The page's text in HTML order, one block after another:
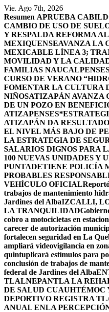
Saltar
al
contenido
Vie. Ago 7th, 2026
Resumen APRUEBA
CAMBIO DE USO DE
Y RESPALDA REFORMA
MEXIQUENSEAVANZA LA
MEXICABLE LÍNEA 3;
MOVILIDAD Y LA
FAMILIAS
CURSO DE VERANO
FOMENTAR LA CULTURA
NIÑOSATIZAPÁN AVANZA
DE UN POZO EN
ATIZAPENSES
ATIZAPÁN DA
EL NIVEL MÁS BAJO DE
LA ESTRATEGIA DE
SALARIOS DIGNOS PARA
100 NUEVAS UNIDADES Y
PUNTADETIENE POLICÍA
PROBABLES
VEHÍCULO OFICIAL
trabajos de mantenimiento
Jardines del AlbaIZCALLI,
LA TRANQUILIDAD
cobro a motocicletas en
carecer de autorización
fortalecen seguridad en La
ampliará videovigilancia en
quintuplicará estímulos para
conclusión de trabajos de
federal de Jardines del Alba
TLALNEPANTLA LA
DE SALUD CUAUHTÉMOC
DEPORTIVO REGISTRA
ANUAL ENLA